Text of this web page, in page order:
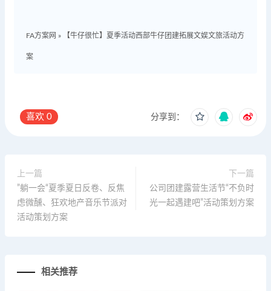
FA方案网 » 【牛仔很忙】夏季活动西部牛仔团建拓展文娱文旅活动方
案
喜欢 0 分享到：
上一篇
”躺一会“夏季夏日反卷、反焦
虑微醺、狂欢地产音乐节派对
活动策划方案
下一篇
公司团建露营生活节“不负时
光一起遇建吧”活动策划方案
相关推荐